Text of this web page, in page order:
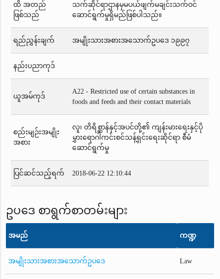
ထိ အတည်
ဖြစ်သည်
သက်ဆိုင်ရာဌာနမှမပယ်ဖျက်မချင်းသက်ဝင်
ဆောင်ရွက်မှုရှိမည်ဖြစ်ပါသည်။
ရည်ညွှန်းချက် အမျိုးသားအစားအသောက်ဥပဒေ ၁၉၉၇
နည်းပညာကုဒ်
ယူအမ်ကုဒ်
A22 - Restricted use of certain substances in
foods and feeds and their contact materials
စည်းမျဉ်းအမျိုး
အစား
လူ၊ တိရိစ္ဆာန်နှင့်အပင်တို့၏ ကျန်းမားရေးနှင့်ပို
မွှားရောဂါကင်းစင်သန့်ရှင်းရေးဆိုင်ရာ စီမံ
ဆောင်ရွက်မှု
ပြင်ဆင်သည့်ရက် 2018-06-22 12:10:44
ဥပဒေ စာရွက်စာတမ်းများ
အမည် ကဏ္ဍ
အမျိုးသားအစားအသောက်ဥပဒေ Law